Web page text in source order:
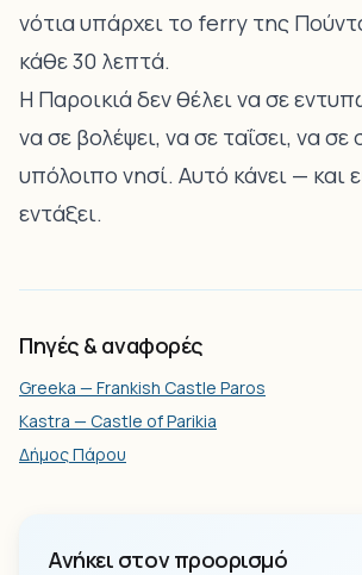
νότια υπάρχει το ferry της
κάθε 30 λεπτά.
Η Παροικιά δεν θέλει να σε
να σε βολέψει, να σε ταΐσει, να σε
υπόλοιπο νησί. Αυτό κάνει — και
εντάξει.
Πηγές & αναφορές
Greeka — Frankish Castle Paros
Kastra — Castle of Parikia
Δήμος Πάρου
Ανήκει στον προορισμό